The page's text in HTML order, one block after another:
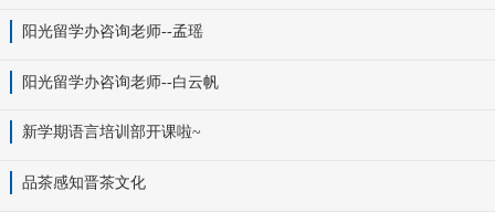
冉冉升起，全体师生行注目礼，目光坚
时代华章。 学院院长白峰致开幕词，
动会是学院践行“健康第一”教育理念、推
本情况以及党建和思政工作方面的做法进
工作向“有效覆盖”“全面提质”提出几点建
议：一要筑牢组织根基。以党建标准化、
组织生活联过等方式，筑牢学校事业发展
源共享机制，共同开发实践教学基地，打
阳光留学办咨询老师--孟瑶
阳光留学办咨询老师--白云帆
新学期语言培训部开课啦~
品茶感知晋茶文化